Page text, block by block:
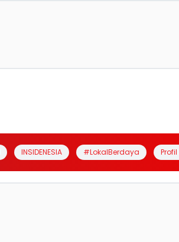
INSIDENESIA #LokalBerdaya